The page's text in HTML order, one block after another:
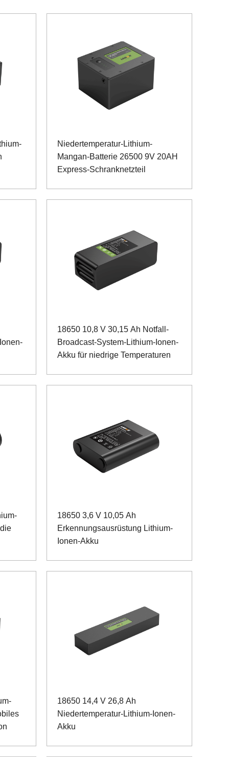
Niedertemperatur-Lithium-
Mangan-Batterie 26500 9V 20AH
Express-Schranknetzteil
18650 10,8 V 30,15 Ah Notfall-
Broadcast-System-Lithium-Ionen-
Akku für niedrige Temperaturen
18650 3,6 V 10,05 Ah
Erkennungsausrüstung Lithium-
Ionen-Akku
18650 14,4 V 26,8 Ah
Niedertemperatur-Lithium-Ionen-
Akku